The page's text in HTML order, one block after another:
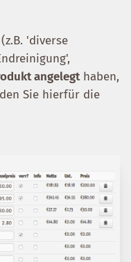
'diverse
angelegthaben,
Sie hierfür die